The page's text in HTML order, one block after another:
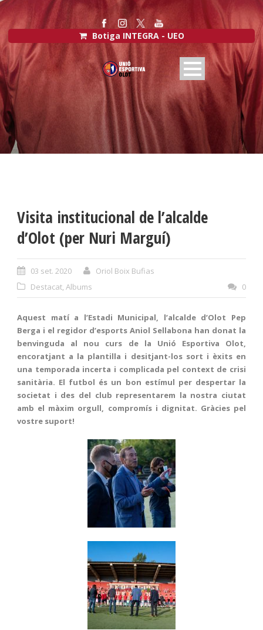
Botiga INTEGRA - UEO
Visita institucional de l’alcalde
d’Olot (per Nuri Marguí)
03 set. 2020
Oriol Boix Bufias
Destacat, Albums 0
Aquest matí a l’Estadi Municipal, l’alcalde d’Olot Pep
Berga i el regidor d’esports Aniol Sellabona han donat la
benvinguda al nou curs de la Unió Esportiva Olot,
encoratjant a la plantilla i desitjant-los sort i èxits en
una temporada incerta i complicada pel context de crisi
sanitària. El futbol és un bon estímul per despertar la
societat i des del club representarem la nostra ciutat
amb el màxim orgull, compromís i dignitat. Gràcies pel
vostre suport!